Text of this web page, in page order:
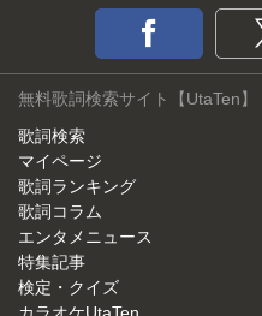
無料歌詞検索サイト【UtaTen】
歌詞検索
マイページ
歌詞ランキング
歌詞コラム
エンタメニュース
特集記事
検定・クイズ